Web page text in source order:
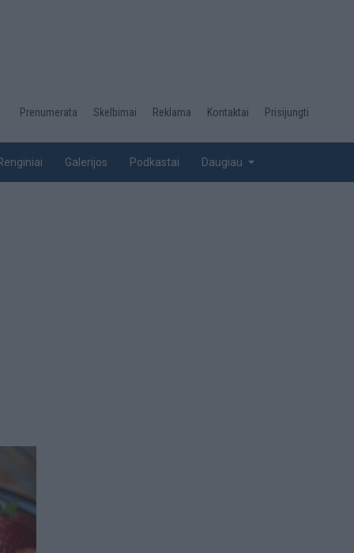
Desktop
top
Prenumerata Skelbimai Reklama Kontaktai Prisijungti
Galerijos Podkastai Daugiau